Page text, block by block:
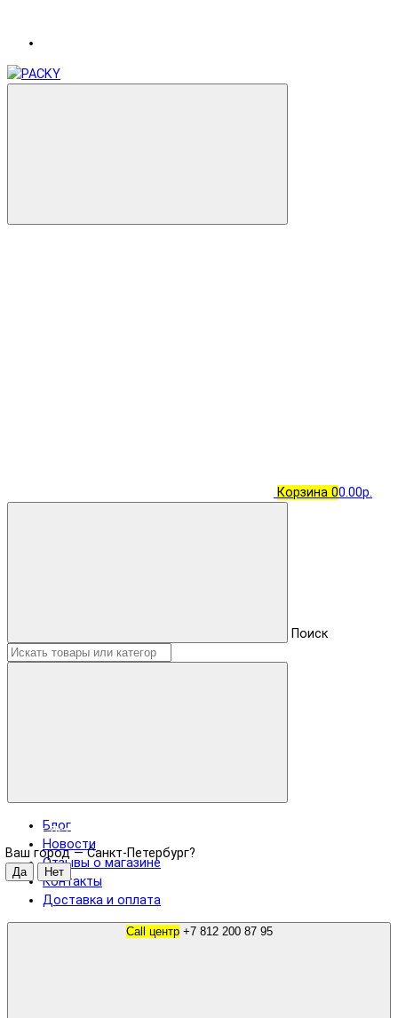
Корзина 00.00р.
Поиск
Санкт-Петербург
Ваш город —Санкт-Петербург?
Блог
Новости
Отзывы о магазине
Контакты
Доставка и оплата
Call центр +7 812 200 87 95